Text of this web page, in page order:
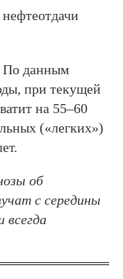
По данным
при текущей
на 55–60
(«легких»)
об
с середины
всегда